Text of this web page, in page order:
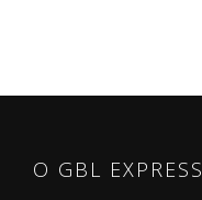
O GBL EXPRESS